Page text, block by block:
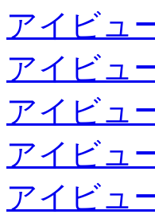
アイビュ
アイビュ
アイビュ
アイビュ
アイビュ